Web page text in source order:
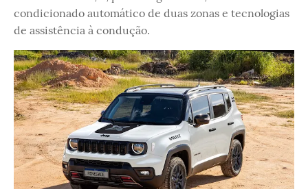
condicionado automático de duas zonas e tecnologias
de assistência à condução.